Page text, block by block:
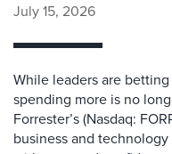
July 15, 2026
While leaders are
spending more is no
Forrester’s (Nasdaq:
business and